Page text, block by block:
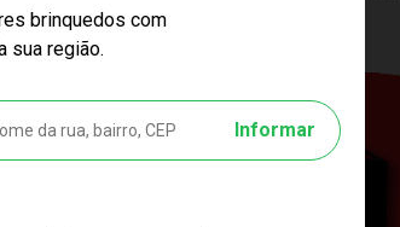
brinquedos com
sua região.
Informar
por movimentos de pinça, encaixe e
enquanto combatem os vilões. Já a
Manopla de
é, sem dúvidas, um verdadeiro artigo de